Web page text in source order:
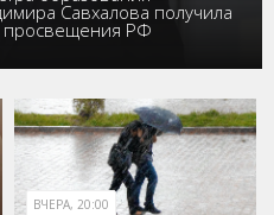
Савхалова получила
просвещения РФ
ВЧЕРА, 20:00